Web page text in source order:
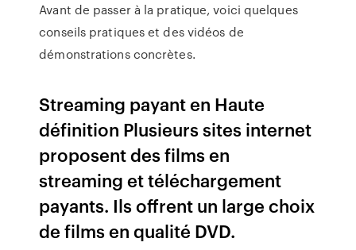
Avant de passer à la pratique, voici quelques
conseils pratiques et des vidéos de
démonstrations concrètes.
Streaming payant en Haute
définition Plusieurs sites internet
proposent des films en
streaming et téléchargement
payants. Ils offrent un large choix
de films en qualité DVD.